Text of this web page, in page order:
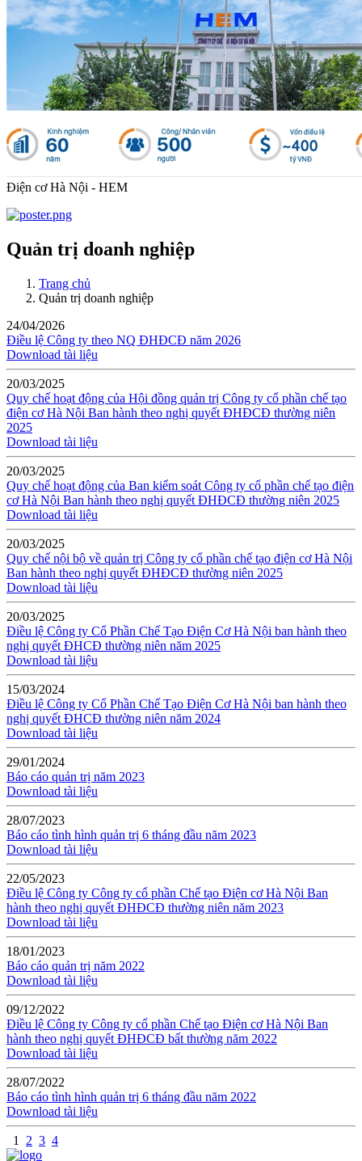
Điện cơ Hà Nội - HEM
Quản trị doanh nghiệp
Trang chủ
Quản trị doanh nghiệp
24/04/2026
Điều lệ Công ty theo NQ ĐHĐCĐ năm 2026
Download tài liệu
20/03/2025
Quy chế hoạt động của Hội đồng quản trị Công ty cổ phần chế tạo
điện cơ Hà Nội Ban hành theo nghị quyết ĐHĐCĐ thường niên
2025
Download tài liệu
20/03/2025
Quy chế hoạt động của Ban kiểm soát Công ty cổ phần chế tạo điện
cơ Hà Nội Ban hành theo nghị quyết ĐHĐCĐ thường niên 2025
Download tài liệu
20/03/2025
Quy chế nội bộ về quản trị Công ty cổ phần chế tạo điện cơ Hà Nội
Ban hành theo nghị quyết ĐHĐCĐ thường niên 2025
Download tài liệu
20/03/2025
Điều lệ Công ty Cổ Phần Chế Tạo Điện Cơ Hà Nội ban hành theo
nghị quyết ĐHCĐ thường niên năm 2025
Download tài liệu
15/03/2024
Điều lệ Công ty Cổ Phần Chế Tạo Điện Cơ Hà Nội ban hành theo
nghị quyết ĐHCĐ thường niên năm 2024
Download tài liệu
29/01/2024
Báo cáo quản trị năm 2023
Download tài liệu
28/07/2023
Báo cáo tình hình quản trị 6 tháng đầu năm 2023
Download tài liệu
22/05/2023
Điều lệ Công ty Công ty cổ phần Chế tạo Điện cơ Hà Nội Ban
hành theo nghị quyết ĐHĐCĐ thường niên năm 2023
Download tài liệu
18/01/2023
Báo cáo quản trị năm 2022
Download tài liệu
09/12/2022
Điều lệ Công ty Công ty cổ phần Chế tạo Điện cơ Hà Nội Ban
hành theo nghị quyết ĐHĐCĐ bất thường năm 2022
Download tài liệu
28/07/2022
Báo cáo tình hình quản trị 6 tháng đầu năm 2022
Download tài liệu
1 2 3 4